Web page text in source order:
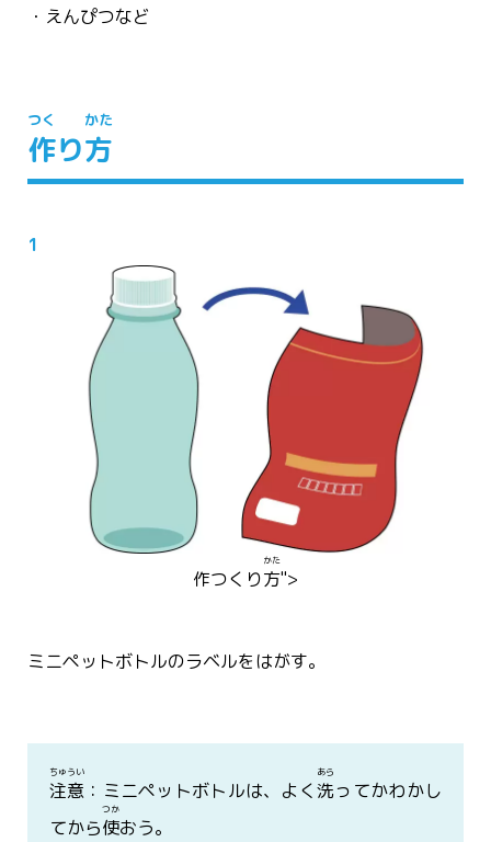
えんぴつなど
作
つく
り方
かた
1
作つく り方
かた
">
ミニペットボトルのラベルをはがす。
注意
ちゅうい
：ミニペットボトルは、よく洗
あら
ってかわかし
てから使
つか
おう。